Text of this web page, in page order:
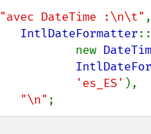
"avec DateTime :\n\t" ,
IntlDateFormatter::
                new
'es_ES' ),
"\n" ;